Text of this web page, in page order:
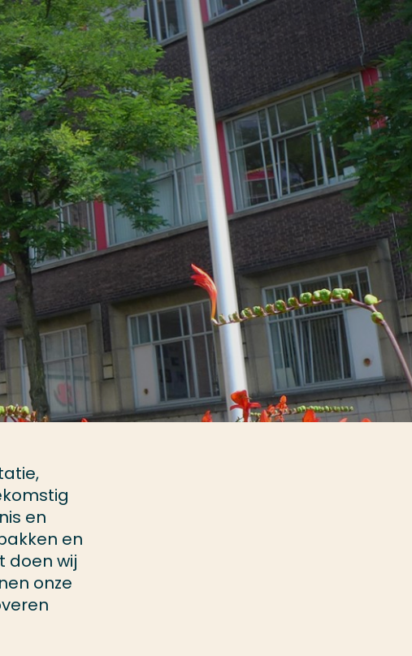
en
en
doen wij
onze